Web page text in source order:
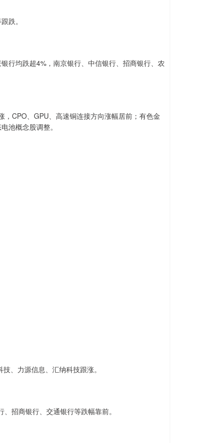
跌。
行均跌超4%，南京银行、中信银行、招商银行、农
CPO、GPU、高速铜连接方向涨幅居前；有色金
池概念股调整。
、力源信息、汇纳科技跟涨。
招商银行、交通银行等跌幅靠前。